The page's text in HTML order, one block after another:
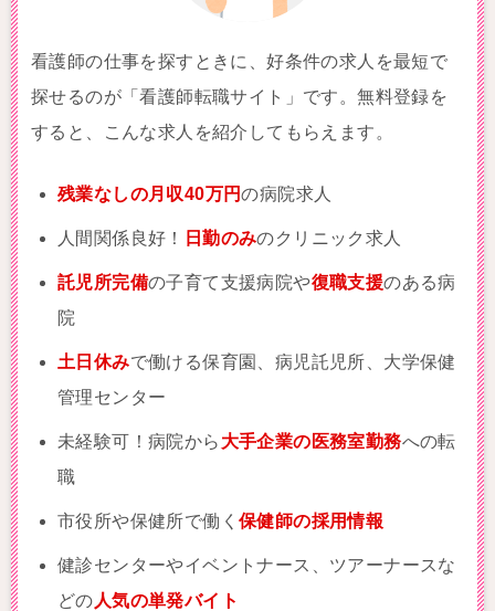
看護師の仕事を探すときに、好条件の求人を最短で
探せるのが「看護師転職サイト」です。無料登録を
すると、こんな求人を紹介してもらえます。
残業なしの月収40万円の病院求人
人間関係良好！ 日勤のみのクリニック求人
託児所完備の子育て支援病院や復職支援のある病
院
土日休みで働ける保育園、病児託児所、大学保健
管理センター
未経験可！病院から 大手企業の医務室勤務への転
職
市役所や保健所で働く 保健師の採用情報
健診センターやイベントナース、ツアーナースな
どの 人気の単発バイト